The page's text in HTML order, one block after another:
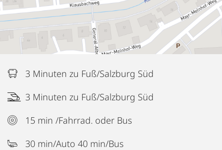
3 Minuten zu Fuß/Salzburg Süd
3 Minuten zu Fuß/Salzburg Süd
15 min /Fahrrad. oder Bus
30 min/Auto 40 min/Bus